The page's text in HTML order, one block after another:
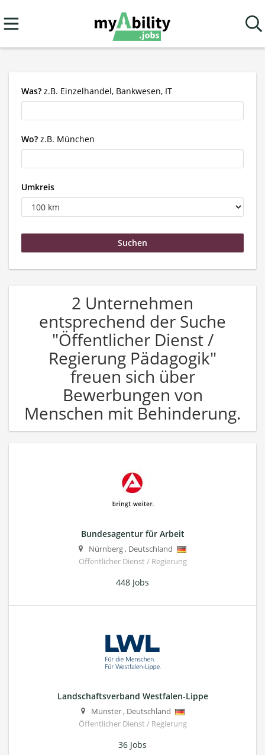
Was? z.B. Einzelhandel, Bankwesen, IT
Wo? z.B. München
Umkreis
2 Unternehmen
entsprechend der Suche
"Öffentlicher Dienst /
Regierung Pädagogik"
freuen sich über
Bewerbungen von
Menschen mit Behinderung.
Bundesagentur für Arbeit
Nürnberg, Deutschland
Öffentlicher Dienst / Regierung
448 Jobs
Landschaftsverband Westfalen-Lippe
Münster, Deutschland
Öffentlicher Dienst / Regierung
36 Jobs